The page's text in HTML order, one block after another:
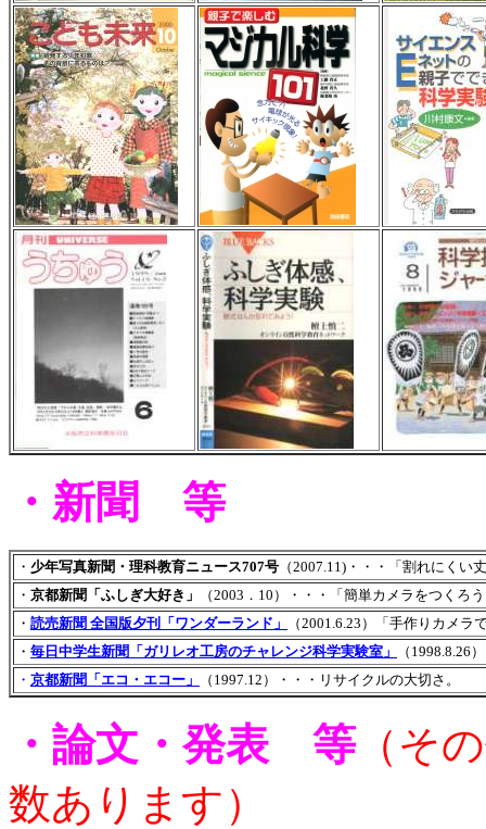
・新聞 等
・ 少年写真新聞・理科教育ニュース707号 （2007.11)・・・「割れにくい
・ 京都新聞「ふしぎ大好き」
（2003．10）・・・「簡単カメラをつくろ
・ 読売新聞 全国版夕刊「ワンダーランド」
（2001.6.23）「手作りカメラ
・ 毎日中学生新聞「ガリレオ工房のチャレンジ科学実験室」
（1998.8.26
・ 京都新聞「エコ・エコー」 （1997.12）・・・リサイクルの大切さ。
・論文・発表 等 （そ
数あります）